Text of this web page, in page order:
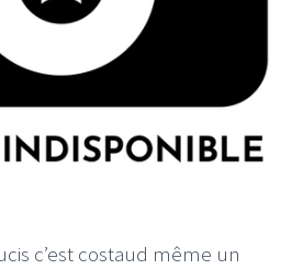
c’est costaud même un